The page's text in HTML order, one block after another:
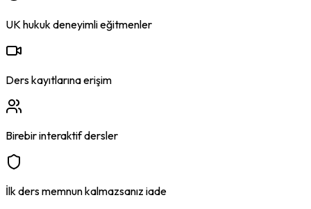
UK hukuk deneyimli eğitmenler
Ders kayıtlarına erişim
Birebir interaktif dersler
İlk ders memnun kalmazsanız iade